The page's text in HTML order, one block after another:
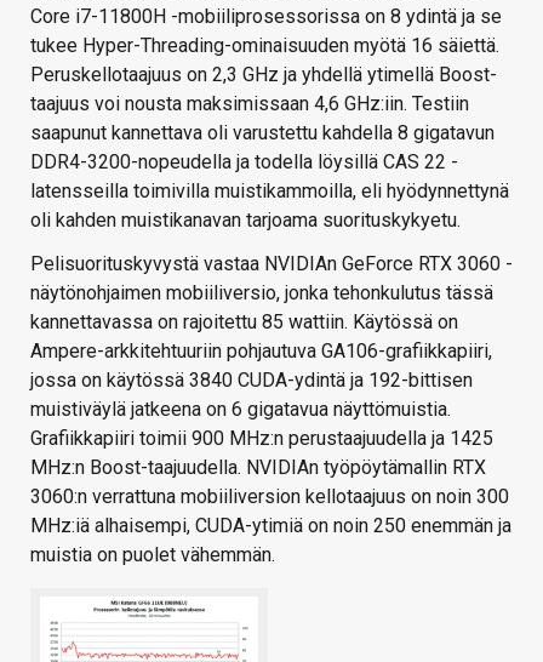
Core i7-11800H -mobiiliprosessorissa on 8 ydintä ja se
tukee Hyper-Threading-ominaisuuden myötä 16 säiettä.
Peruskellotaajuus on 2,3 GHz ja yhdellä ytimellä Boost-
taajuus voi nousta maksimissaan 4,6 GHz:iin. Testiin
saapunut kannettava oli varustettu kahdella 8 gigatavun
DDR4-3200-nopeudella ja todella löysillä CAS 22 -
latensseilla toimivilla muistikammoilla, eli hyödynnettynä
oli kahden muistikanavan tarjoama suorituskykyetu.
Pelisuorituskyvystä vastaa NVIDIAn GeForce RTX 3060 -
näytönohjaimen mobiiliversio, jonka tehonkulutus tässä
kannettavassa on rajoitettu 85 wattiin. Käytössä on
Ampere-arkkitehtuuriin pohjautuva GA106-grafiikkapiiri,
jossa on käytössä 3840 CUDA-ydintä ja 192-bittisen
muistiväylä jatkeena on 6 gigatavua näyttömuistia.
Grafiikkapiiri toimii 900 MHz:n perustaajuudella ja 1425
MHz:n Boost-taajuudella. NVIDIAn työpöytämallin RTX
3060:n verrattuna mobiiliversion kellotaajuus on noin 300
MHz:iä alhaisempi, CUDA-ytimiä on noin 250 enemmän ja
muistia on puolet vähemmän.